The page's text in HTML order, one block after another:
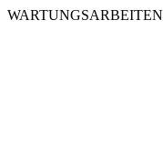
WARTUNGSARBEITEN